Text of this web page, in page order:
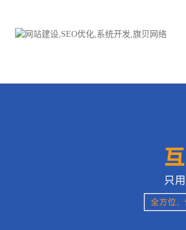
H5
防
外
三